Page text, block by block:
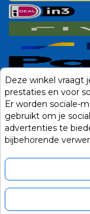
Deze winkel vraagt
prestaties en voor
Er worden sociale-
gebruikt om je
advertenties te
bijbehorende